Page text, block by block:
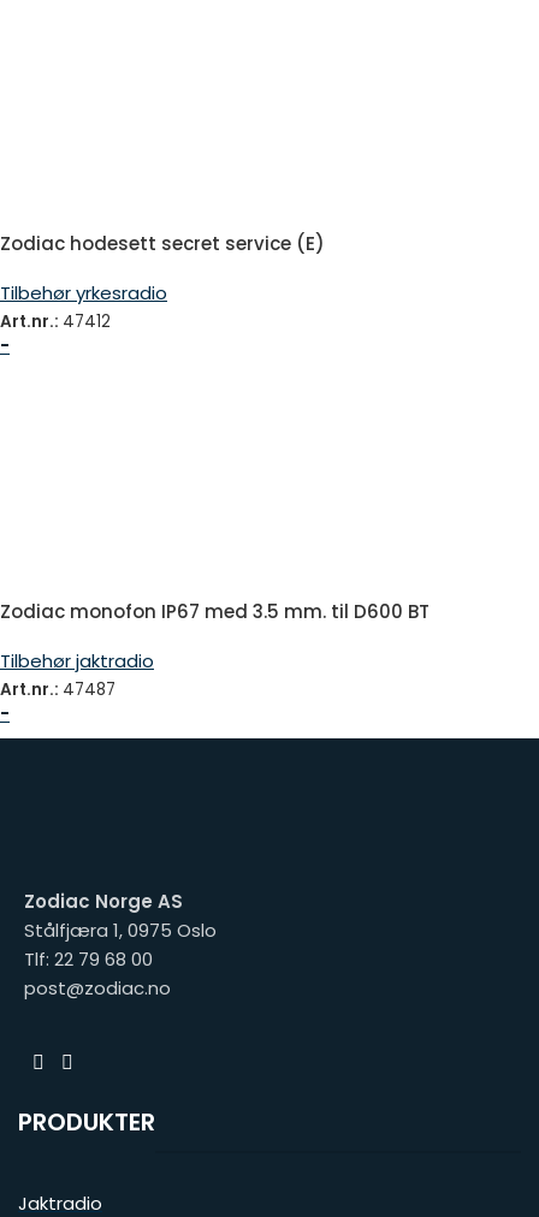
Zodiac hodesett secret service (E)
Tilbehør yrkesradio
Art.nr.: 47412
-
Zodiac monofon IP67 med 3.5 mm. til D600 BT
Tilbehør jaktradio
Art.nr.: 47487
-
Zodiac Norge AS
Stålfjæra 1, 0975 Oslo
Tlf: 22 79 68 00
post@zodiac.no
PRODUKTER
Jaktradio